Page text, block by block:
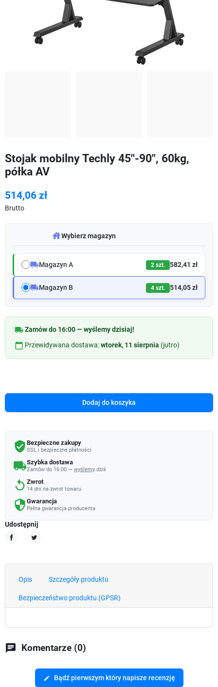
Stojak mobilny Techly 45''-90'', 60kg,
półka AV
514,06 zł
Brutto
warehouseWybierz magazyn
local_shippingMagazyn A 2 szt. 582,41 zł
local_shippingMagazyn B 4 szt. 514,05 zł
local_shippingZamów do 16:00 — wyślemy dzisiaj!
calendar_today Przewidywana dostawa:wtorek, 11 sierpnia (jutro)
Dodaj do koszyka
verified_user Bezpieczne zakupy
SSL i bezpieczne płatności
local_shippingSzybka dostawa
Zamów do 16:00 — wyślemy dziś
replay Zwrot
14 dni na zwrot towaru
security Gwarancja
Pełna gwarancja producenta
Udostępnij
Opis Szczegóły produktu
Bezpieczeństwo produktu (GPSR)
chat Komentarze (0)
edit Bądź pierwszym który napisze recenzję